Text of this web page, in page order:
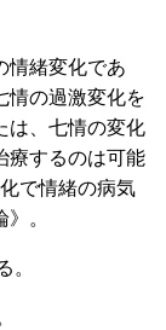
情緒変化であ
情の過激変化を
は、七情の変化
療するのは可能
で情緒の病気
。
。